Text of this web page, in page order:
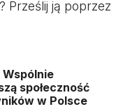
Prześlij ją poprzez
społeczność
w Polsce